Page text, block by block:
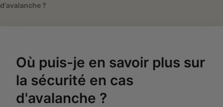
d'avalanche ?
Où puis-je en savoir plus sur
la sécurité en cas
d'avalanche ?